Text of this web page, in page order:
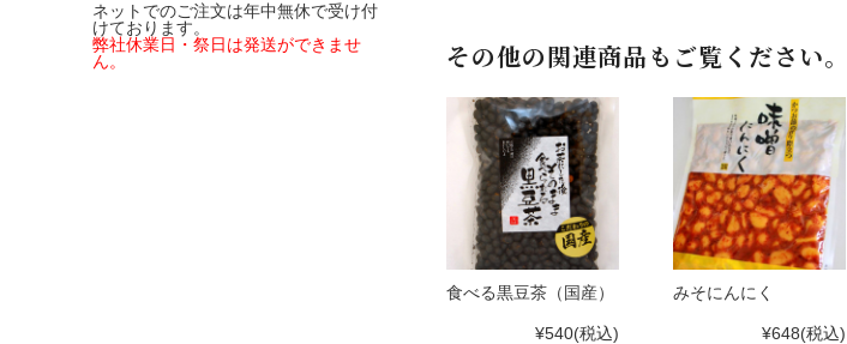
その他の関連商品もご覧ください。
食べる黒豆茶（国産）
¥540(税込)
みそにんにく
¥648(税込)
ネットでのご注文は年中無休で受け付
けております。
弊社休業日・祭日は発送ができませ
ん。